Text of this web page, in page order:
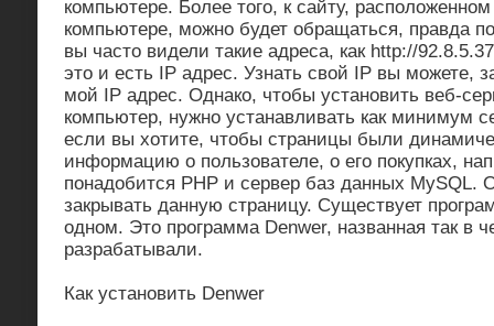
компьютере. Более того, к сайту,
компьютере, можно будет обращаться, правда
вы часто видели такие адреса, как http://
это и есть IP адрес. Узнать свой IP вы можете,
мой IP адрес. Однако, чтобы установить веб-
компьютер, нужно устанавливать как минимум
если вы хотите, чтобы страницы были
информацию о пользователе, о его покупках,
понадобится PHP и сервер баз данных MySQL.
закрывать данную страницу. Существует
одном. Это программа Denwer, названная так в
разрабатывали.
Как установить Denwer